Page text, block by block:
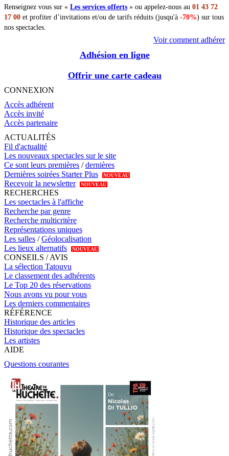
Renseignez vous sur « Les services offerts » ou appelez-nous au 01 43 72
17 00 et profiter d’invitations et/ou de tarifs réduits (jusqu'à -70%) sur tous
nos spectacles.
Voir comment adhérer
Adhésion en ligne
Offrir une carte cadeau
CONNEXION
Accès adhérent
Accès invité
Accès partenaire
ACTUALITÉS
Fil d'actualité
Les nouveaux spectacles sur le site
Ce sont leurs premières /dernières
Dernières soirées Starter Plus
NOUVEAU
Recevoir la newsletter NOUVEAU
RECHERCHES
Les spectacles à l'affiche
Recherche par genre
Recherche multicritère
Représentations uniques
Les salles /Géolocalisation
Les lieux alternatifs
NOUVEAU
CONSEILS / AVIS
La sélection Tatouvu
Le classement des adhérents
Le Top 20 des réservations
Nous avons vu pour vous
Les derniers commentaires
RÉFÉRENCE
Historique des articles
Historique des spectacles
Les artistes
AIDE
Questions courantes